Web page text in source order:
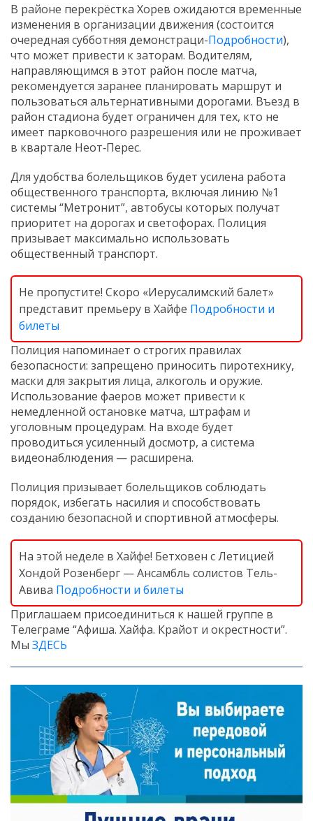
В районе перекрёстка Хорев ожидаются временные
изменения в организации движения (состоится
очередная субботняя демонстраци-Подробности),
что может привести к заторам. Водителям,
направляющимся в этот район после матча,
рекомендуется заранее планировать маршрут и
пользоваться альтернативными дорогами. Въезд в
район стадиона будет ограничен для тех, кто не
имеет парковочного разрешения или не проживает
в квартале Неот‑Перес.
Для удобства болельщиков будет усилена работа
общественного транспорта, включая линию №1
системы “Метронит”, автобусы которых получат
приоритет на дорогах и светофорах. Полиция
призывает максимально использовать
общественный транспорт.
Не пропустите! Скоро «Иерусалимский балет»
представит премьеру в Хайфе Подробности и
билеты
Полиция напоминает о строгих правилах
безопасности: запрещено приносить пиротехнику,
маски для закрытия лица, алкоголь и оружие.
Использование фаеров может привести к
немедленной остановке матча, штрафам и
уголовным процедурам. На входе будет
проводиться усиленный досмотр, а система
видеонаблюдения — расширена.
Полиция призывает болельщиков соблюдать
порядок, избегать насилия и способствовать
созданию безопасной и спортивной атмосферы.
На этой неделе в Хайфе! Бетховен с Летицией
Хондой Розенберг — Ансамбль солистов Тель-
Авива Подробности и билеты
Приглашаем присоединиться к нашей группе в
Телеграме “Афиша. Хайфа. Крайот и окрестности”.
Мы ЗДЕСЬ